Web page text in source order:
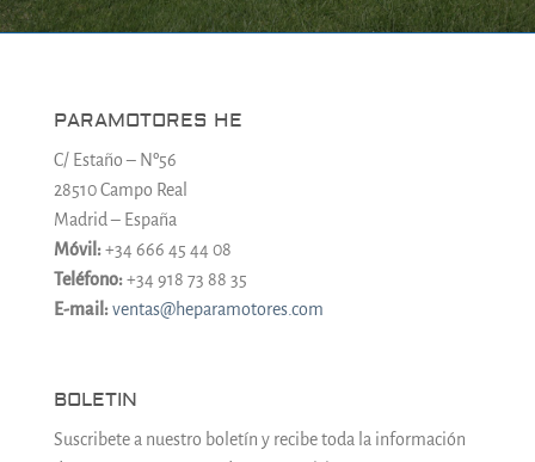
PARAMOTORES HE
C/ Estaño – Nº56
28510 Campo Real
Madrid – España
Móvil:+34 666 45 44 08
Teléfono:+34 918 73 88 35
E-mail:ventas@heparamotores.com
BOLETIN
Suscribete a nuestro boletín y recibe toda la información